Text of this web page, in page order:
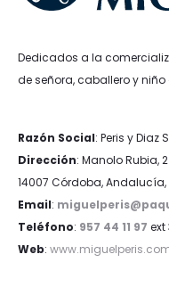
Dedicados a la
de señora, caballero y niño
Razón Social: Peris y Diaz
Dirección: Manolo Rubia, 2
14007 Córdoba, Andalucía,
Email:
Teléfono: 957 44 11 97 ext
Web: